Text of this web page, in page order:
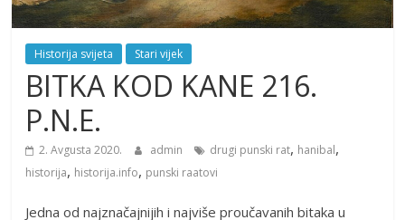
Historija svijeta Stari vijek
BITKA KOD KANE 216.
P.N.E.
2. Avgusta 2020. admin drugi punski rat, hanibal,
historija, historija.info, punski raatovi
Jedna od najznačajnijih i najviše proučavanih bitaka u